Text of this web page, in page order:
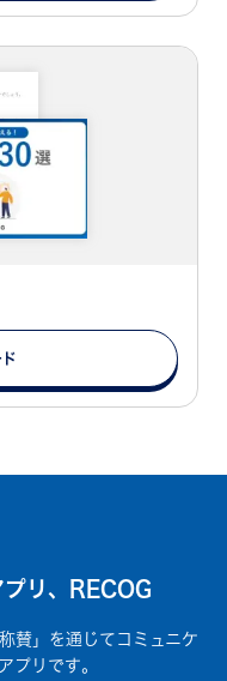
リ、RECOG
賛」を通じてコミュニケ
プリです｡